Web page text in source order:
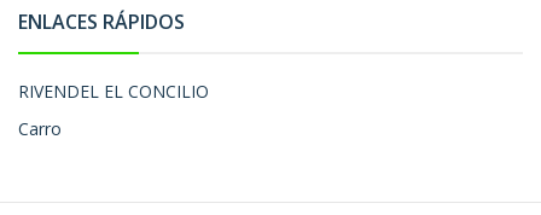
ENLACES RÁPIDOS
RIVENDEL EL CONCILIO
Carro